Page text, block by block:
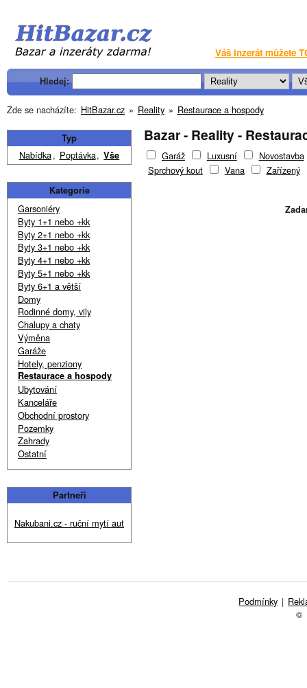
Váš inzerát můžete
Hledej:
Zde se nacházíte: HitBazar.cz » Reality » Restaurace a hospody
Typ
Nabídka, Poptávka, Vše
Kategorie
Garsoniéry
Byty 1+1 nebo +kk
Byty 2+1 nebo +kk
Byty 3+1 nebo +kk
Byty 4+1 nebo +kk
Byty 5+1 nebo +kk
Byty 6+1 a větší
Domy
Rodinné domy, vily
Chalupy a chaty
Výměna
Garáže
Hotely, penziony
Restaurace a hospody
Ubytování
Kanceláře
Obchodní prostory
Pozemky
Zahrady
Ostatní
Partneři
Nakubani.cz - ruční mytí aut
Bazar - Reality -
Garáž Luxusní
Novostavba
Sprchový kout
Vana Zařízený
Podmínky |
©